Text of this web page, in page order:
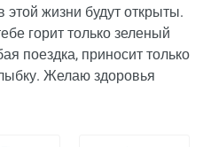
этой жизни будут открыты.
горит только зеленый
поездка, приносит только
Желаю здоровья